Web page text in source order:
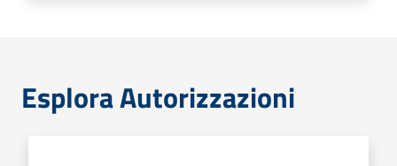
Esplora Autorizzazioni